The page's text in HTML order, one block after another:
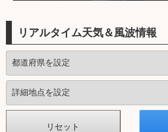
リアルタイム天気＆風波情報